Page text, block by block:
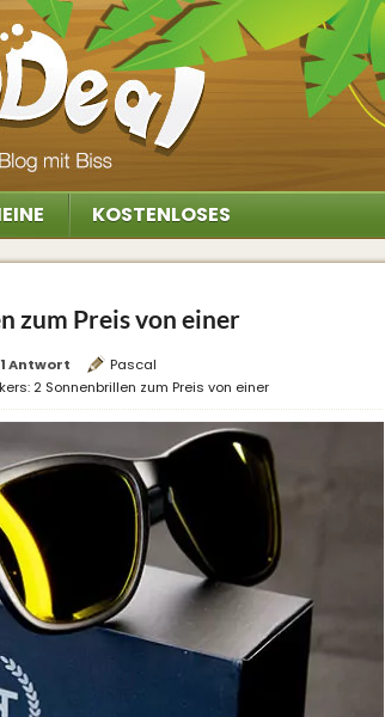
KOSTENLOSES
zum Preis von einer
1 Antwort
Pascal
2 Sonnenbrillen zum Preis von einer